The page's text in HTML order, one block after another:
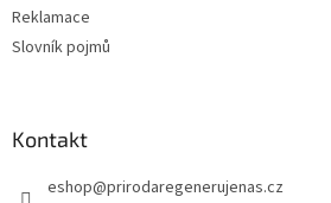
Reklamace
Slovník pojmů
Kontakt
eshop@prirodaregenerujenas.cz